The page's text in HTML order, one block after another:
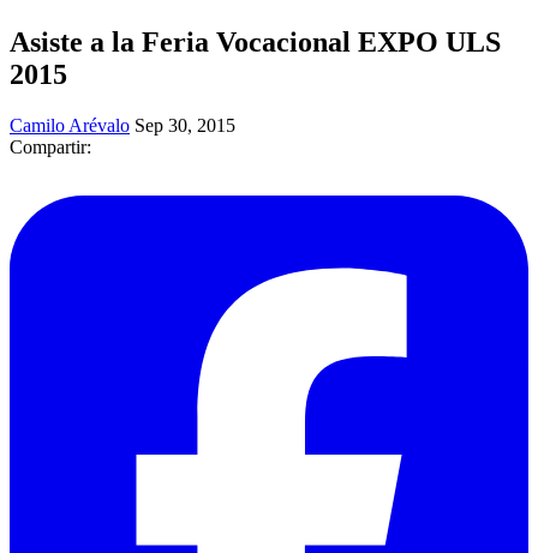
Asiste a la Feria Vocacional EXPO ULS
2015
Camilo Arévalo Sep 30, 2015
Compartir: